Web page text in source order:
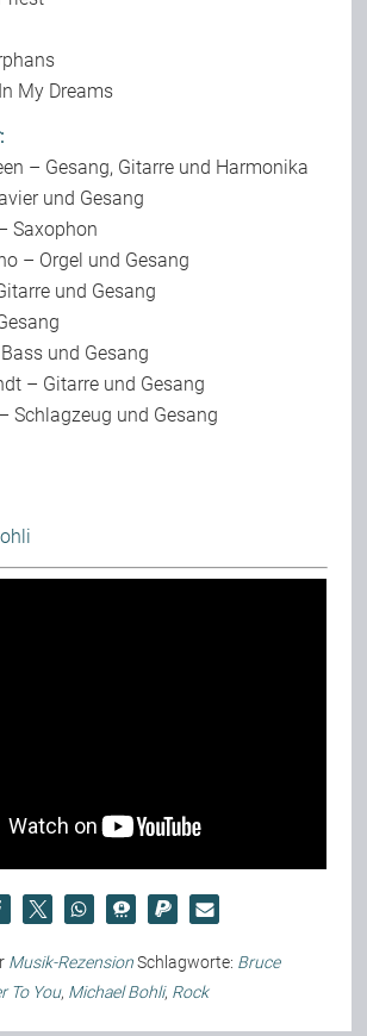
My Dreams
– Gesang, Gitarre und Harmonika
und Gesang
Saxophon
– Orgel und Gesang
und Gesang
und Gesang
– Gitarre und Gesang
Schlagzeug und Gesang
Musik-Rezension Schlagworte: Bruce
To You, Michael Bohli, Rock